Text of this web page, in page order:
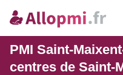
PMI Saint-
centres de Saint-